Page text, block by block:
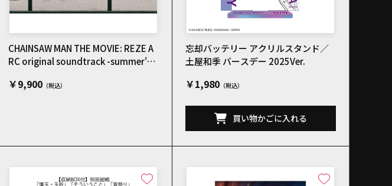
CHAINSAW MAN THE MOVIE: REZE A
RC original soundtrack -summer's e
￥9,900
忘却バッテリー アクリルスタンド／
土屋和季 バースデー 2025Ver.
￥1,980
買い物かごに入れる